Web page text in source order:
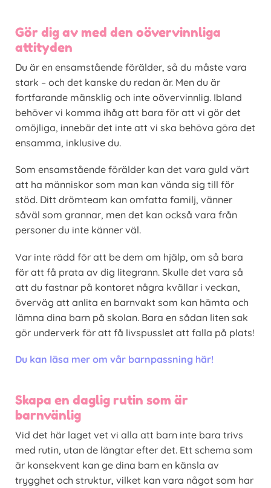
Gör dig av med den oövervinnliga
attityden
Du är en ensamstående förälder, så du måste vara
stark – och det kanske du redan är. Men du är
fortfarande mänsklig och inte oövervinnlig. Ibland
behöver vi komma ihåg att bara för att vi gör det
omöjliga, innebär det inte att vi ska behöva göra det
ensamma, inklusive du.
Som ensamstående förälder kan det vara guld värt
att ha människor som man kan vända sig till för
stöd. Ditt drömteam kan omfatta familj, vänner
såväl som grannar, men det kan också vara från
personer du inte känner väl.
Var inte rädd för att be dem om hjälp, om så bara
för att få prata av dig litegrann. Skulle det vara så
att du fastnar på kontoret några kvällar i veckan,
överväg att anlita en barnvakt som kan hämta och
lämna dina barn på skolan. Bara en sådan liten sak
gör underverk för att få livspusslet att falla på plats!
Du kan läsa mer om vår barnpassning här!
Skapa en daglig rutin som är
barnvänlig
Vid det här laget vet vi alla att barn inte bara trivs
med rutin, utan de längtar efter det. Ett schema som
är konsekvent kan ge dina barn en känsla av
trygghet och struktur, vilket kan vara något som har